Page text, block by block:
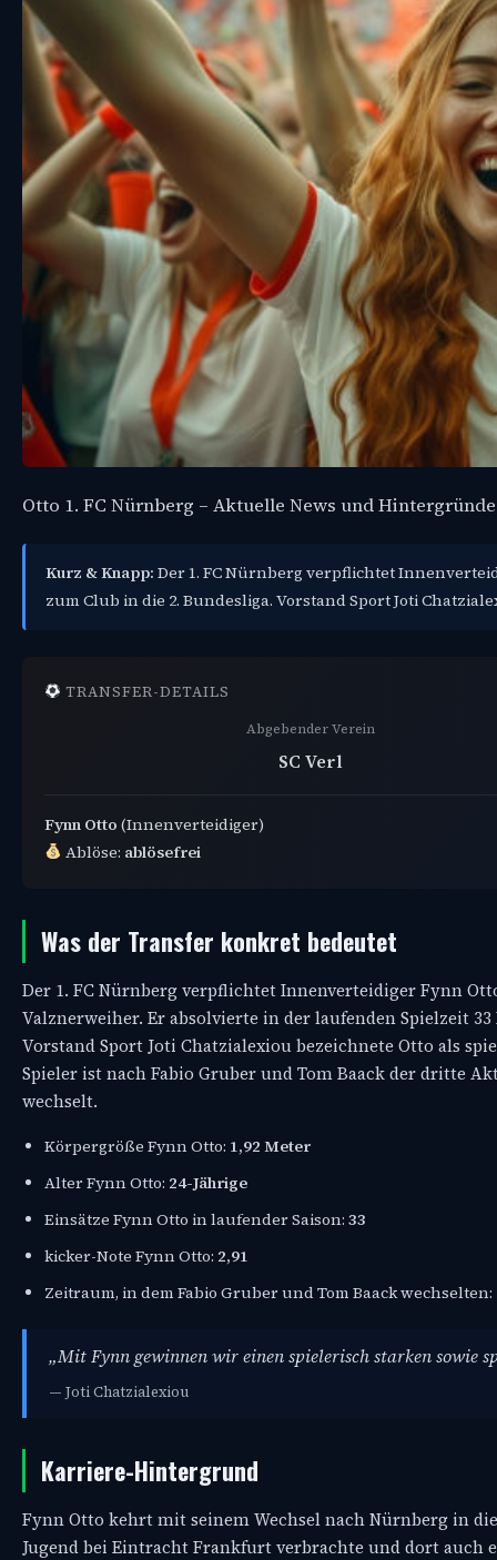
Otto 1. FC Nürnberg – Aktuelle News und Hintergründe
Kurz & Knapp: Der 1. FC Nürnberg verpflichtet
zum Club in die 2. Bundesliga. Vorstand Sport Joti
TRANSFER-DETAILS
Abgebender Verein
SC Verl
Fynn Otto (Innenverteidiger)
Ablöse: ablösefrei
Was der Transfer konkret bedeutet
Der 1. FC Nürnberg verpflichtet Innenverteidiger Fynn
Valznerweiher. Er absolvierte in der laufenden Spielzeit
Vorstand Sport Joti Chatzialexiou bezeichnete Otto als
Spieler ist nach Fabio Gruber und Tom Baack der dritte
wechselt.
Körpergröße Fynn Otto: 1,92 Meter
Alter Fynn Otto: 24-Jährige
Einsätze Fynn Otto in laufender Saison: 33
kicker-Note Fynn Otto: 2,91
Zeitraum, in dem Fabio Gruber und Tom Baack wechselten:
„Mit Fynn gewinnen wir einen spielerisch starken sowie
— Joti Chatzialexiou
Karriere-Hintergrund
Fynn Otto kehrt mit seinem Wechsel nach Nürnberg in
Jugend bei Eintracht Frankfurt verbrachte und dort